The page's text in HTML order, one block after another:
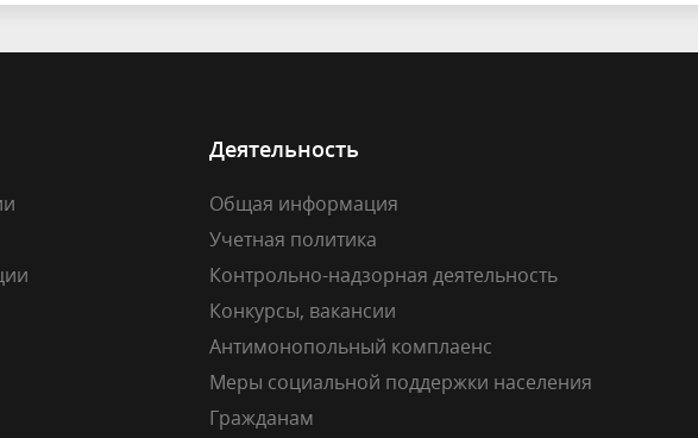
Деятельность
Общая информация
Учетная политика
Контрольно-надзорная деятельность
Конкурсы, вакансии
Антимонопольный комплаенс
Меры социальной поддержки населения
Гражданам